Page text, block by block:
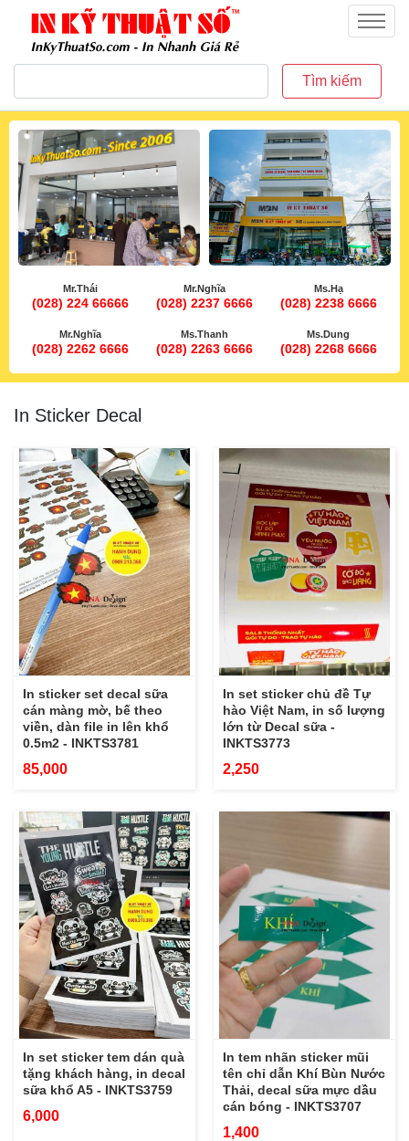
inkythuatso.com
Menu
Tìm kiếm
Mr.Thái
(028) 224 66666
Mr.Nghĩa
(028) 2237 6666
Ms.Hạ
(028) 2238 6666
Mr.Nghĩa
(028) 2262 6666
Ms.Thanh
(028) 2263 6666
Ms.Dung
(028) 2268 6666
In Sticker Decal
In sticker set decal sữa
cán màng mờ, bế theo
viền, dàn file in lên khổ
0.5m2 - INKTS3781
85,000
In set sticker chủ đề Tự
hào Việt Nam, in số lượng
lớn từ Decal sữa -
INKTS3773
2,250
In set sticker tem dán quà
tặng khách hàng, in decal
sữa khổ A5 - INKTS3759
6,000
In tem nhãn sticker mũi
tên chỉ dẫn Khí Bùn Nước
Thải, decal sữa mực dầu
cán bóng - INKTS3707
1,400